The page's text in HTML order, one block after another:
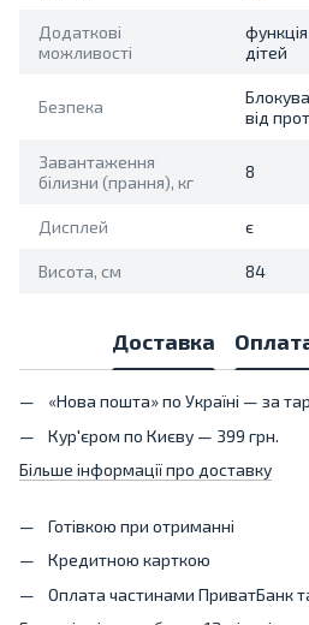
Додаткові
можливості
дітей
Безпека
від
Завантаження
білизни (прання), кг
8
Дисплей є
Висота, см 84
Доставка
«Нова пошта» по Україні — за
Кур'єром по Києву — 399 грн.
Більше інформації про доставку
Готівкою при отриманні
Кредитною карткою
Оплата частинами ПриватБанк